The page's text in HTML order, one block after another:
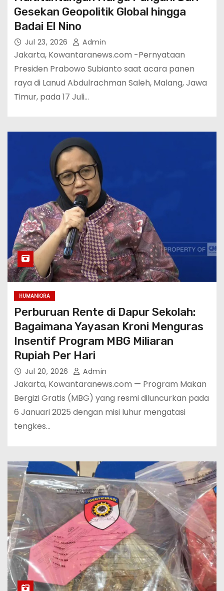
Gesekan Geopolitik Global hingga
Badai El Nino
Jul 23, 2026 Admin
Jakarta, Kowantaranews.com -Pernyataan
Presiden Prabowo Subianto saat acara panen
raya di Lanud Abdulrachman Saleh, Malang, Jawa
Timur, pada 17 Juli…
HUMANIORA
Perburuan Rente di Dapur Sekolah:
Bagaimana Yayasan Kroni Menguras
Insentif Program MBG Miliaran
Rupiah Per Hari
Jul 20, 2026 Admin
Jakarta, Kowantaranews.com — Program Makan
Bergizi Gratis (MBG) yang resmi diluncurkan pada
6 Januari 2025 dengan misi luhur mengatasi
tengkes…